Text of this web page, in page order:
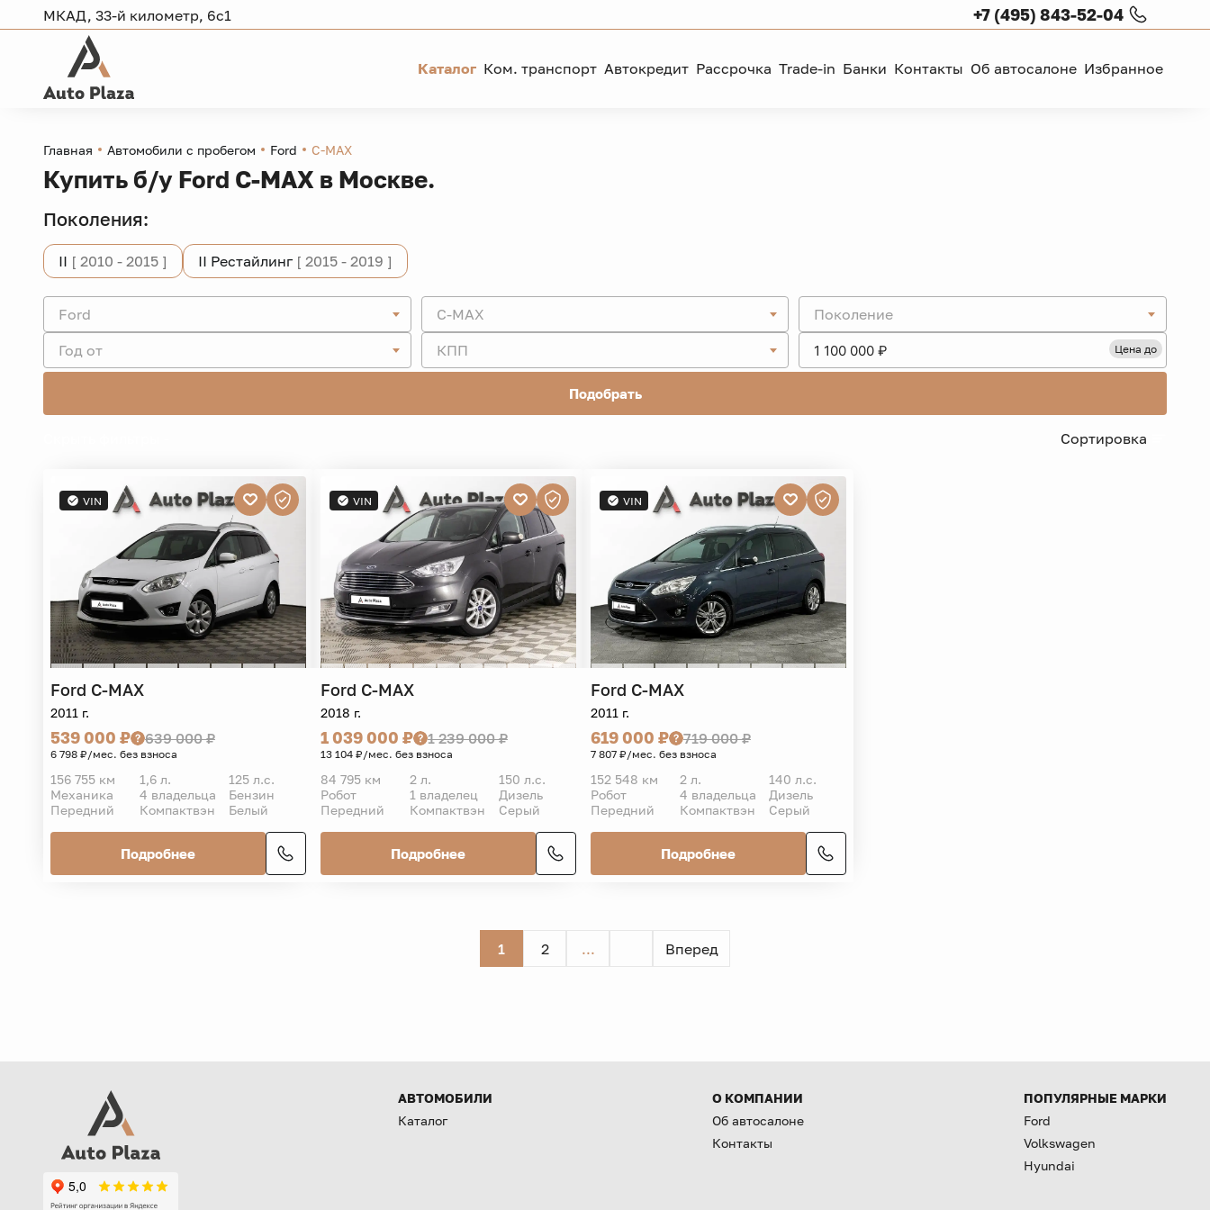
МКАД, 33-й километр, 6с1 +7 (495) 843-52-04
Каталог Ком. транспорт Автокредит Рассрочка Trade-in Банки Контакты Об автосалоне Избранное
Главная Автомобили с пробегом Ford C-MAX
Купить б/у Ford C-MAX в Москве.
Поколения:
II [ 2010 - 2015 ] II Рестайлинг [ 2015 - 2019 ]
Ford C-MAX
Поколение
Год от
КПП Цена до
Подобрать
Сортировка
VIN
Ford C-MAX
2011 г.
539 000 ₽ 639 000 ₽
6 798 ₽/мес. без взноса
156 755 км 1,6 л.
125 л.с.
Механика
4 владельца
Бензин
Передний
Компактвэн Белый
Подробнее
VIN
Ford C-MAX
2018 г.
1 039 000 ₽ 1 239 000 ₽
13 104 ₽/мес. без взноса
84 795 км 2 л.
150 л.с.
Робот
1 владелец
Дизель
Передний
Компактвэн Серый
Подробнее
VIN
Ford C-MAX
2011 г.
619 000 ₽ 719 000 ₽
7 807 ₽/мес. без взноса
152 548 км 2 л.
140 л.с.
Робот
4 владельца
Дизель
Передний
Компактвэн Серый
Подробнее
1 2 ... Вперед
АВТОМОБИЛИ
Каталог
О КОМПАНИИ
Об автосалоне
Контакты
ПОПУЛЯРНЫЕ МАРКИ
Ford
Volkswagen
Hyundai